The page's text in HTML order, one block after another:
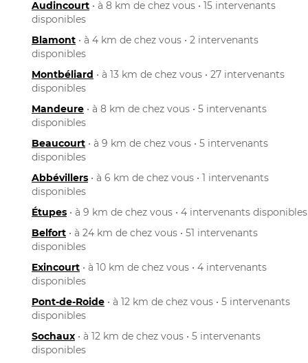
Audincourt • à 8 km de chez vous • 15 intervenants
disponibles
Blamont • à 4 km de chez vous • 2 intervenants
disponibles
Montbéliard • à 13 km de chez vous • 27 intervenants
disponibles
Mandeure • à 8 km de chez vous • 5 intervenants
disponibles
Beaucourt • à 9 km de chez vous • 5 intervenants
disponibles
Abbévillers • à 6 km de chez vous • 1 intervenants
disponibles
Étupes • à 9 km de chez vous • 4 intervenants disponibles
Belfort • à 24 km de chez vous • 51 intervenants
disponibles
Exincourt • à 10 km de chez vous • 4 intervenants
disponibles
Pont-de-Roide • à 12 km de chez vous • 5 intervenants
disponibles
Sochaux • à 12 km de chez vous • 5 intervenants
disponibles